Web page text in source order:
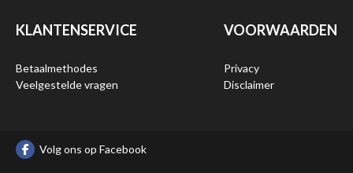
KLANTENSERVICE
Betaalmethodes
Veelgestelde vragen
VOORWAARDEN
Privacy
Disclaimer
Volg ons op Facebook